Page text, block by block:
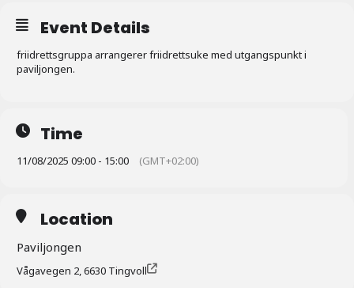
Event Details
friidrettsgruppa arrangerer friidrettsuke med utgangspunkt i
paviljongen.
Time
11/08/2025 09:00 - 15:00 (GMT+02:00)
Location
Paviljongen
Vågavegen 2, 6630 Tingvoll